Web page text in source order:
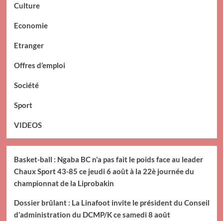
Culture
Economie
Etranger
Offres d’emploi
Société
Sport
VIDEOS
Basket-ball : Ngaba BC n’a pas fait le poids face au leader
Chaux Sport 43-85 ce jeudi 6 août à la 22è journée du
championnat de la Liprobakin
Dossier brûlant : La Linafoot invite le président du Conseil
d’administration du DCMP/K ce samedi 8 août